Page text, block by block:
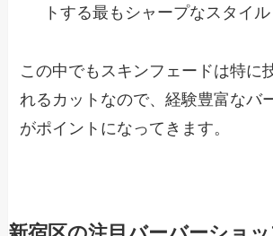
トする最もシャープなスタイル
この中でもスキンフェードは特に
れるカットなので、経験豊富なバ
がポイントになってきます。